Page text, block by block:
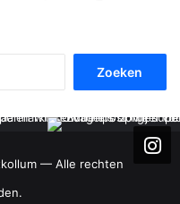
— Alle rechten